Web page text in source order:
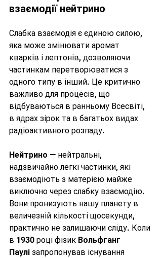
взаємодії нейтрино
Слабка взаємодія є єдиною силою,
яка може змінювати аромат
кварків і лептонів, дозволяючи
частинкам перетворюватися з
одного типу в інший. Це критично
важливо для процесів, що
відбуваються в ранньому Всесвіті,
в ядрах зірок та в багатьох видах
радіоактивного розпаду.
Нейтрино — нейтральні,
надзвичайно легкі частинки, які
взаємодіють з матерією майже
виключно через слабку взаємодію.
Вони пронизують нашу планету в
величезній кількості щосекунди,
практично не залишаючи сліду. Коли
в 1930 році фізик Вольфганг
Паулі запропонував існування